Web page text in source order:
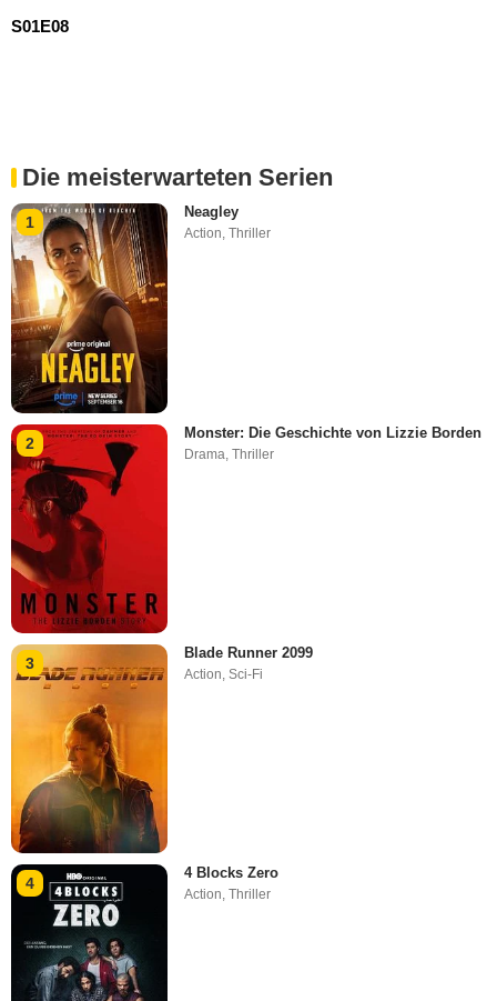
S01E08
Die meisterwarteten Serien
1
Neagley
Action,Thriller
2
Monster: Die Geschichte von Lizzie Borden
Drama ,Thriller
3
Blade Runner 2099
Action,Sci-Fi
4
4 Blocks Zero
Action,Thriller